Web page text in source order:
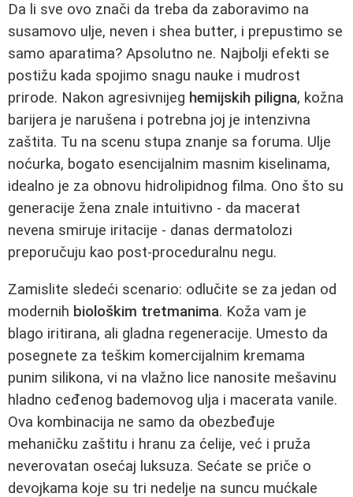
Da li sve ovo znači da treba da zaboravimo na
susamovo ulje, neven i shea butter, i prepustimo se
samo aparatima? Apsolutno ne. Najbolji efekti se
postižu kada spojimo snagu nauke i mudrost
prirode. Nakon agresivnijeg hemijskih piligna, kožna
barijera je narušena i potrebna joj je intenzivna
zaštita. Tu na scenu stupa znanje sa foruma. Ulje
noćurka, bogato esencijalnim masnim kiselinama,
idealno je za obnovu hidrolipidnog filma. Ono što su
generacije žena znale intuitivno - da macerat
nevena smiruje iritacije - danas dermatolozi
preporučuju kao post-proceduralnu negu.
Zamislite sledeći scenario: odlučite se za jedan od
modernih biološkim tretmanima. Koža vam je
blago iritirana, ali gladna regeneracije. Umesto da
posegnete za teškim komercijalnim kremama
punim silikona, vi na vlažno lice nanosite mešavinu
hladno ceđenog bademovog ulja i macerata vanile.
Ova kombinacija ne samo da obezbeđuje
mehaničku zaštitu i hranu za ćelije, već i pruža
neverovatan osećaj luksuza. Sećate se priče o
devojkama koje su tri nedelje na suncu mućkale